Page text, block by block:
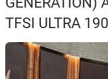
Guide
d'achat
Electriques
TFSI ULTRA 190